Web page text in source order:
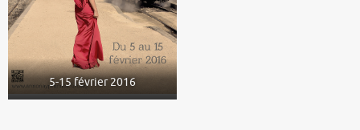
5-15 février 2016